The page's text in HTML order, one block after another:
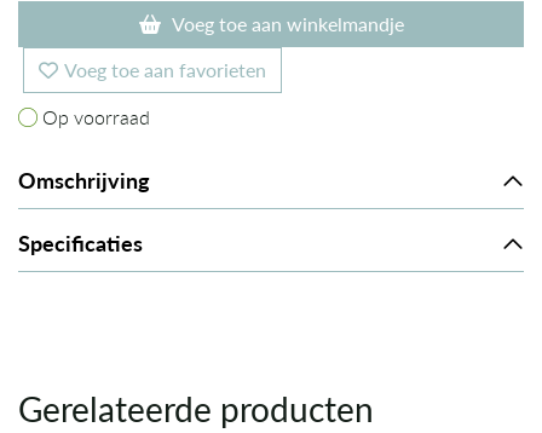
Voeg toe aan winkelmandje
Voeg toe aan favorieten
Op voorraad
Op voorraad
Omschrijving
Specificaties
Gerelateerde producten